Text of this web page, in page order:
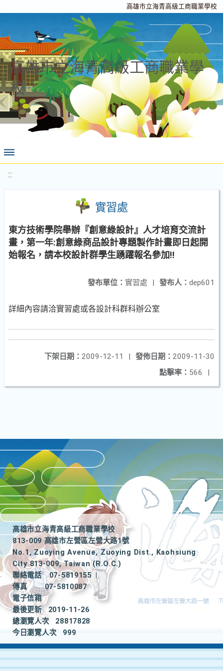
高雄市立海青高級工商職業學校
高雄市立海青高級工商職業學
校
:::
實習處
東方技術學院舉辦『創意綠設計』人才培育交流計
畫，第一年:創意綠商品設計專題製作計畫即日起開
始報名，請本校設計群學生踴躍報名參加!!
發布人： dep601
發布單位： 實習處 |
詳細內容請洽實習處或各設計科群科辦公室
發佈日期： 2009-11-30
下架日期： 2009-12-11
|
點擊率： 566 |
高雄市立海青高級工商職業學校
813-009 高雄市左營區左營大路1號
No.1, Zuoying Avenue, Zuoying Dist., Kaohsiung
City 813-009, Taiwan (R.O.C.)
聯絡電話
07-5819155
|
傳真
07-5810087
電子信箱
最後更新
2019-11-26
總瀏覽人次
28817828
今日瀏覽人次
999